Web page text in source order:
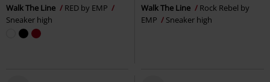
Walk The Line
RED by EMP
Sneaker high
Walk The Line
Rock Rebel by
EMP
Sneaker high